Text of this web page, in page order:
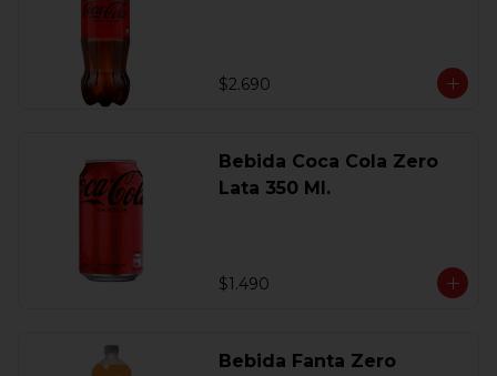
$2.690
Bebida Coca Cola Zero
Lata 350 Ml.
$1.490
Bebida Fanta Zero